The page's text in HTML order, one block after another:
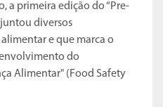
a primeira edição do “Pre-
diversos
e que marca o
do
Alimentar" (Food Safety